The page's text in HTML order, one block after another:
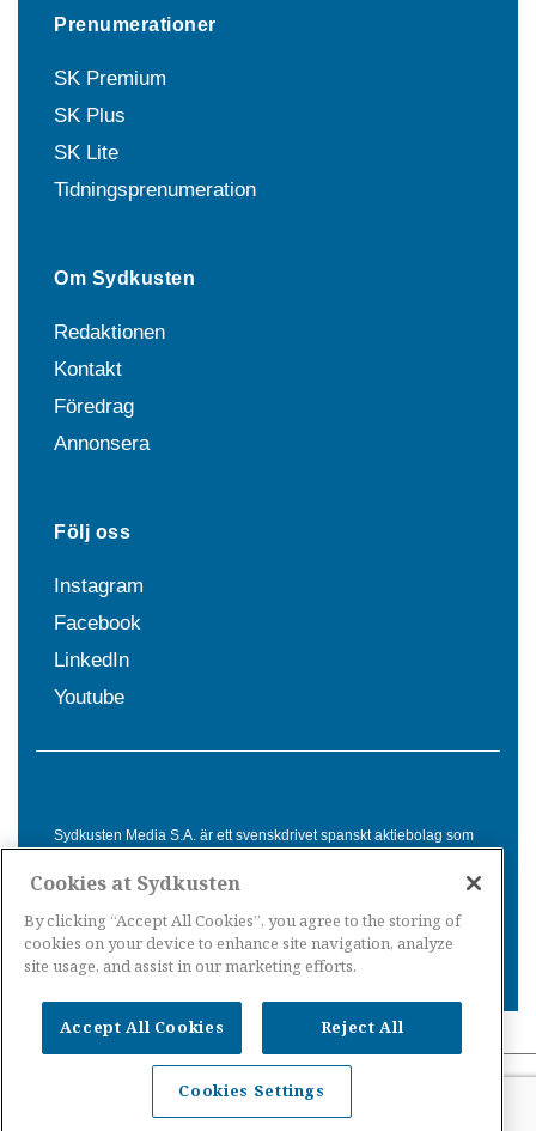
Prenumerationer
SK Premium
SK Plus
SK Lite
Tidningsprenumeration
Om Sydkusten
Redaktionen
Kontakt
Föredrag
Annonsera
Följ oss
Instagram
Facebook
LinkedIn
Youtube
Sydkusten Media S.A. är ett svenskdrivet spanskt aktiebolag som
Spanien. Genom nyhetsbevakning av hela Spanien, med bas på
informationsförmedling för svenskar i Spanien.
Nyheter Spanien· Nyheter Costa del Sol
Costa Tropical·Nyheter Costa Blanca
Cookies at Sydkusten
By clicking “Accept All Cookies”, you agree to the storing of
cookies on your device to enhance site navigation, analyze
site usage, and assist in our marketing efforts.
Accept All Cookies Reject All
Cookies Settings